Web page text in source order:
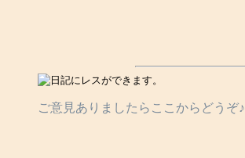
ご意見ありましたらここからどうぞ♪